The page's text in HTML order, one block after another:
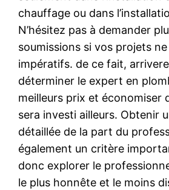
chauffage ou dans
N’hésitez pas à demander
soumissions si vos projets
impératifs. de ce fait,
déterminer le expert en
meilleurs prix et économiser
sera investi ailleurs. Obtenir
détaillée de la part du
également un critère
donc explorer le
le plus honnête et le moins